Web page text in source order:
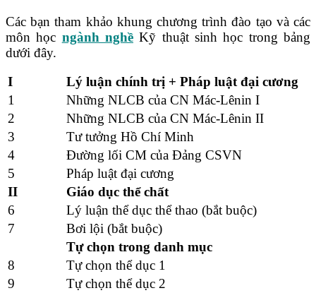
Các bạn tham khảo khung chương trình đào tạo và các
môn học ngành nghề Kỹ thuật sinh học trong bảng
dưới đây.
I
Lý luận chính trị + Pháp luật đại cương
1
Những NLCB của CN Mác-Lênin I
2
Những NLCB của CN Mác-Lênin II
3
Tư tưởng Hồ Chí Minh
4
Đường lối CM của Đảng CSVN
5
Pháp luật đại cương
II
Giáo dục thể chất
6
Lý luận thể dục thể thao (bắt buộc)
7
Bơi lội (bắt buộc)
Tự chọn trong danh mục
8
Tự chọn thể dục 1
9
Tự chọn thể dục 2